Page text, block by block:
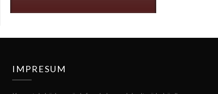
IMPRESUM